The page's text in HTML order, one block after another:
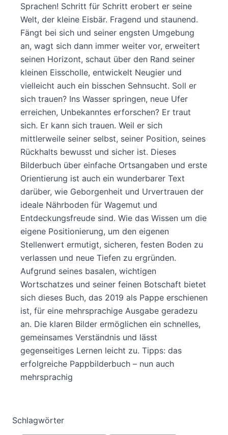
Sprachen! Schritt für Schritt erobert er seine
Welt, der kleine Eisbär. Fragend und staunend.
Fängt bei sich und seiner engsten Umgebung
an, wagt sich dann immer weiter vor, erweitert
seinen Horizont, schaut über den Rand seiner
kleinen Eisscholle, entwickelt Neugier und
vielleicht auch ein bisschen Sehnsucht. Soll er
sich trauen? Ins Wasser springen, neue Ufer
erreichen, Unbekanntes erforschen? Er traut
sich. Er kann sich trauen. Weil er sich
mittlerweile seiner selbst, seiner Position, seines
Rückhalts bewusst und sicher ist. Dieses
Bilderbuch über einfache Ortsangaben und erste
Orientierung ist auch ein wunderbarer Text
darüber, wie Geborgenheit und Urvertrauen der
ideale Nährboden für Wagemut und
Entdeckungsfreude sind. Wie das Wissen um die
eigene Positionierung, um den eigenen
Stellenwert ermutigt, sicheren, festen Boden zu
verlassen und neue Tiefen zu ergründen.
Aufgrund seines basalen, wichtigen
Wortschatzes und seiner feinen Botschaft bietet
sich dieses Buch, das 2019 als Pappe erschienen
ist, für eine mehrsprachige Ausgabe geradezu
an. Die klaren Bilder ermöglichen ein schnelles,
gemeinsames Verständnis und lässt
gegenseitiges Lernen leicht zu. Tipps: das
erfolgreiche Pappbilderbuch – nun auch
mehrsprachig
Schlagwörter